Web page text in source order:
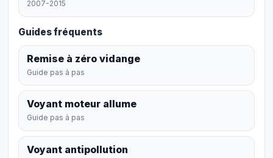
2007-2015
Guides fréquents
Remise à zéro vidange
Guide pas à pas
Voyant moteur allume
Guide pas à pas
Voyant antipollution